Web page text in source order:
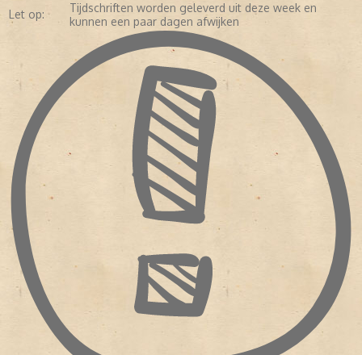
Let op:
Tijdschriften worden geleverd uit deze week en
kunnen een paar dagen afwijken